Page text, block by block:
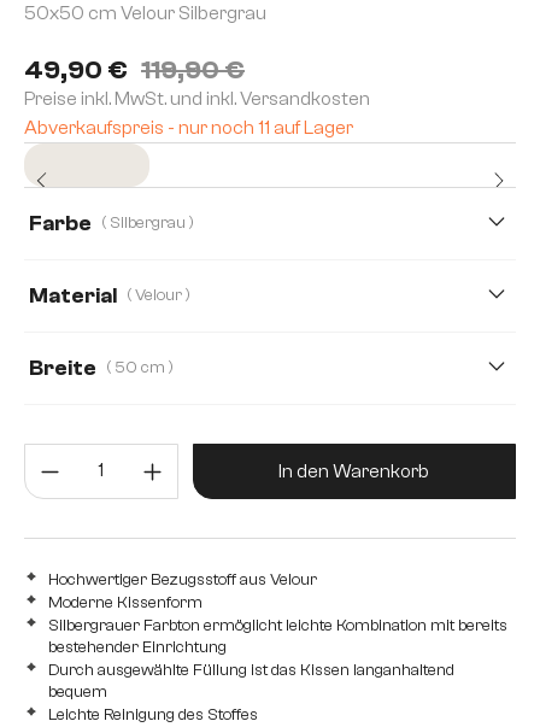
50x50 cm Velour Silbergrau
49,90 € 119,90 €
Preise inkl. MwSt. und inkl. Versandkosten
Abverkaufspreis - nur noch 11 auf Lager
Farbe ( Silbergrau )
Material ( Velour )
Breite ( 50 cm )
Produkt Anzahl: Gib den
In den Warenkorb
Hochwertiger Bezugsstoff aus Velour
Moderne Kissenform
Silbergrauer Farbton ermöglicht leichte Kombination mit bereits
bestehender Einrichtung
Durch ausgewählte Füllung ist das Kissen langanhaltend
bequem
Leichte Reinigung des Stoffes